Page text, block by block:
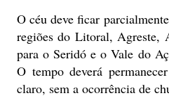
O céu deve ficar
regiões do Litoral, Agreste,
para o Seridó e o Vale do
O tempo deverá
claro, sem a ocorrência de